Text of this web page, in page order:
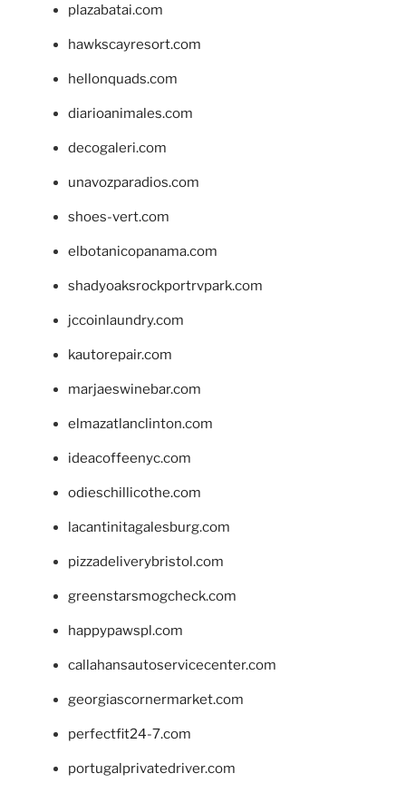
plazabatai.com
hawkscayresort.com
hellonquads.com
diarioanimales.com
decogaleri.com
unavozparadios.com
shoes-vert.com
elbotanicopanama.com
shadyoaksrockportrvpark.com
jccoinlaundry.com
kautorepair.com
marjaeswinebar.com
elmazatlanclinton.com
ideacoffeenyc.com
odieschillicothe.com
lacantinitagalesburg.com
pizzadeliverybristol.com
greenstarsmogcheck.com
happypawspl.com
callahansautoservicecenter.com
georgiascornermarket.com
perfectfit24-7.com
portugalprivatedriver.com